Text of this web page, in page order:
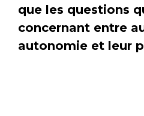
que les questions
concernant entre
autonomie et leur